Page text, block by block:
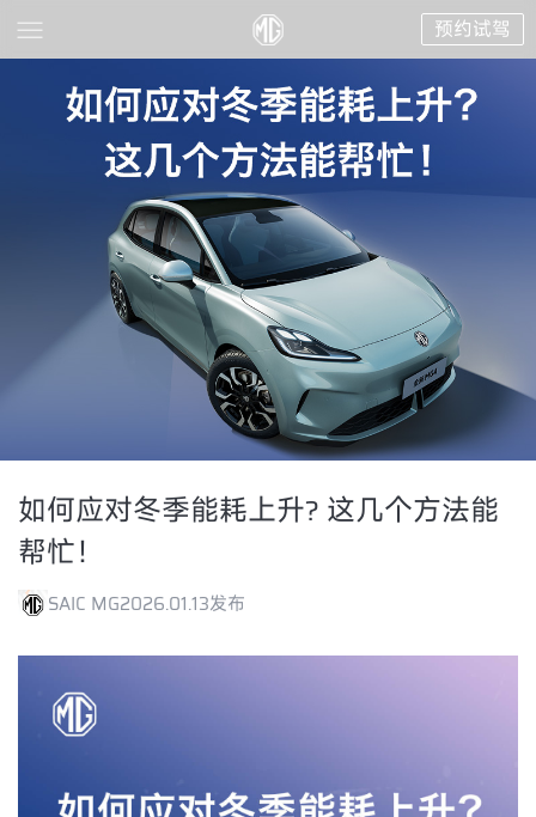
预约试驾
如何应对冬季能耗上升? 这几个方法能
帮忙！
SAIC MG2026.01.13发布